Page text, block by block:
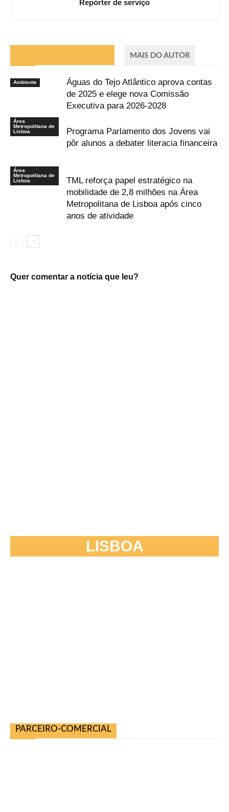
Repórter de serviço
MAIS DO AUTOR
Ambiente
Águas do Tejo Atlântico aprova contas
de 2025 e elege nova Comissão
Executiva para 2026-2028
Área
Metropolitana de
Lisboa
Programa Parlamento dos Jovens vai
pôr alunos a debater literacia financeira
Área
Metropolitana de
Lisboa
TML reforça papel estratégico na
mobilidade de 2,8 milhões na Área
Metropolitana de Lisboa após cinco
anos de atividade
Quer comentar a notícia que leu?
LISBOA
PARCEIRO-COMERCIAL